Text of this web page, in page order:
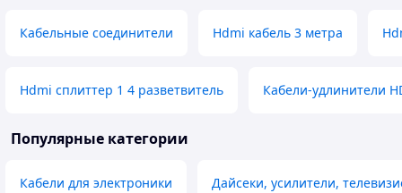
Кабельные соединители Hdmi кабель 3 метра
Hdmi сплиттер 1 4 разветвитель Кабели-удлинители
Популярные категории
Кабели для электроники Дайсеки, усилители,